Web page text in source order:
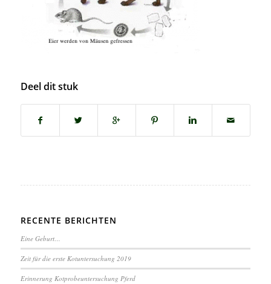
Deel dit stuk
RECENTE BERICHTEN
Eine Geburt…
Zeit für die erste Kotuntersuchung 2019
Erinnerung Kotprobeuntersuchung Pferd